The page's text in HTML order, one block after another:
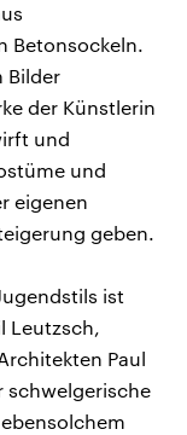
Betonsockeln.
Bilder
der Künstlerin
und
und
eigenen
geben.
ist
Leutzsch,
Paul
schwelgerische